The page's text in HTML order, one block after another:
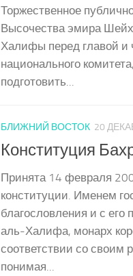
Торжественное
Высочества эмира
Халифы перед главой и
национального
подготовить...
БЛИЖНИЙ ВОСТОК 20
Конституция
Принята 14 февраля
конституции. Именем
благословления и с
аль-Халифа, монарх
соответствии со своим
понимая...